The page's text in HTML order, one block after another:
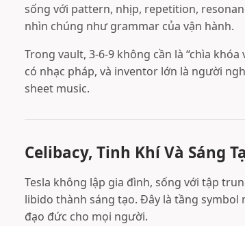
sống với pattern, nhịp, repetition,
nhìn chúng như grammar của vận hành.
Trong vault, 3-6-9 không cần là “chìa
có nhạc pháp, và inventor lớn là người
sheet music.
Celibacy, Tinh Khí Và Sáng
Tesla không lập gia đình, sống với tập
libido thành sáng tạo. Đây là tầng symbol
đạo đức cho mọi người.